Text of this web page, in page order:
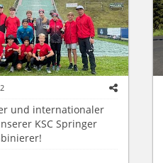
und internationaler
KSC Springer